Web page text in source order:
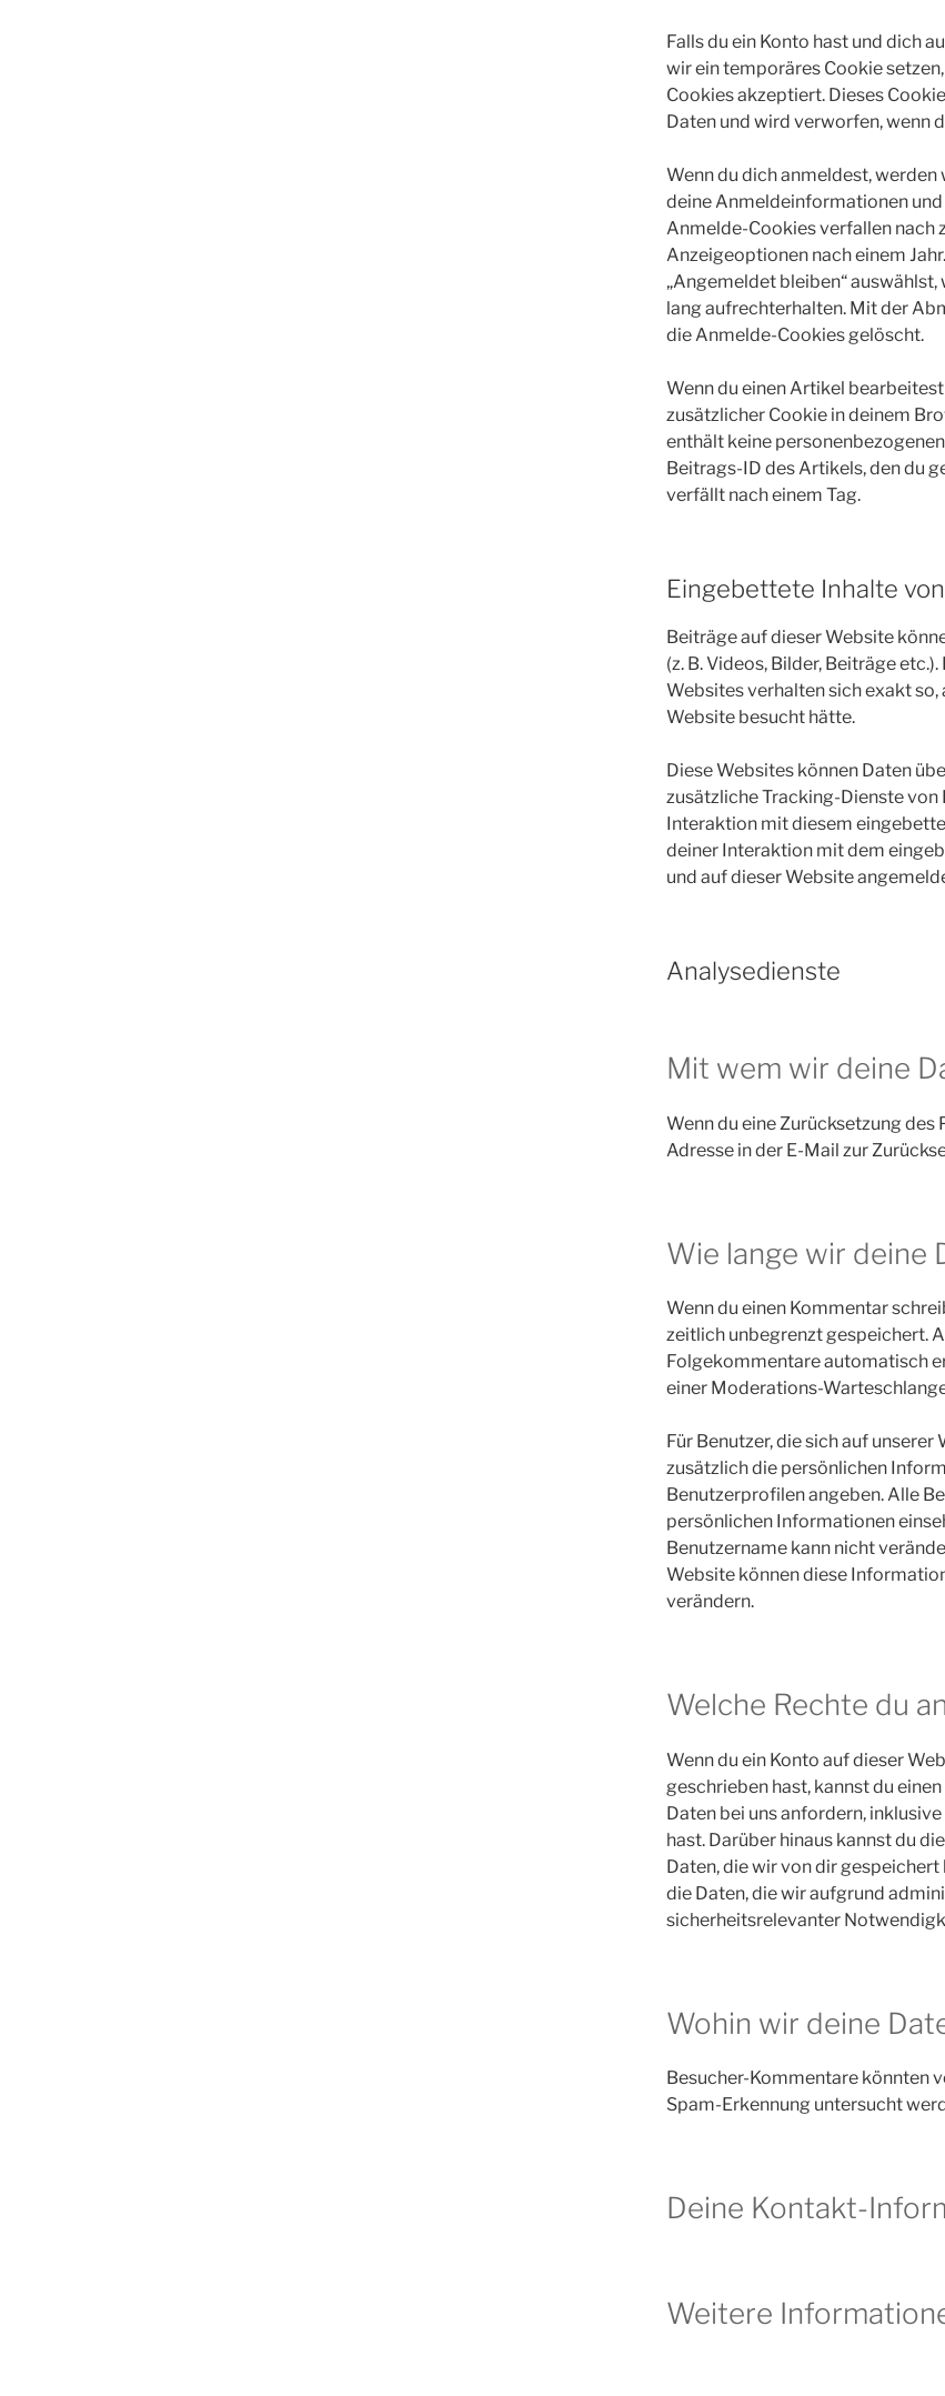
Falls du ein Konto hast und dich
wir ein temporäres Cookie
Cookies akzeptiert. Dieses
Daten und wird verworfen, wenn
Wenn du dich anmeldest,
deine Anmeldeinformationen
Anmelde-Cookies verfallen nach
Anzeigeoptionen nach einem
„Angemeldet bleiben“
lang aufrechterhalten. Mit der
die Anmelde-Cookies gelöscht.
Wenn du einen Artikel
zusätzlicher Cookie in deinem
enthält keine
Beitrags-ID des Artikels, den du
verfällt nach einem Tag.
Eingebettete Inhalte
Beiträge auf dieser Website
(z. B. Videos, Bilder, Beiträge
Websites verhalten sich exakt so,
Website besucht hätte.
Diese Websites können Daten
zusätzliche Tracking-Dienste
Interaktion mit diesem
deiner Interaktion mit dem
und auf dieser Website
Analysedienste
Mit wem wir deine
Wenn du eine Zurücksetzung
Adresse in der E-Mail zur
Wie lange wir deine
Wenn du einen Kommentar
zeitlich unbegrenzt gespeichert.
Folgekommentare automatisch
einer Moderations-
Für Benutzer, die sich auf
zusätzlich die persönlichen
Benutzerprofilen angeben. Alle
persönlichen Informationen
Benutzername kann nicht
Website können diese
verändern.
Welche Rechte du
Wenn du ein Konto auf dieser
geschrieben hast, kannst du
Daten bei uns anfordern,
hast. Darüber hinaus kannst du
Daten, die wir von dir
die Daten, die wir aufgrund
sicherheitsrelevanter
Wohin wir deine
Besucher-Kommentare könnten
Spam-Erkennung untersucht
Deine Kontakt-
Weitere